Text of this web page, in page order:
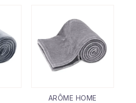
ARÔME HOME